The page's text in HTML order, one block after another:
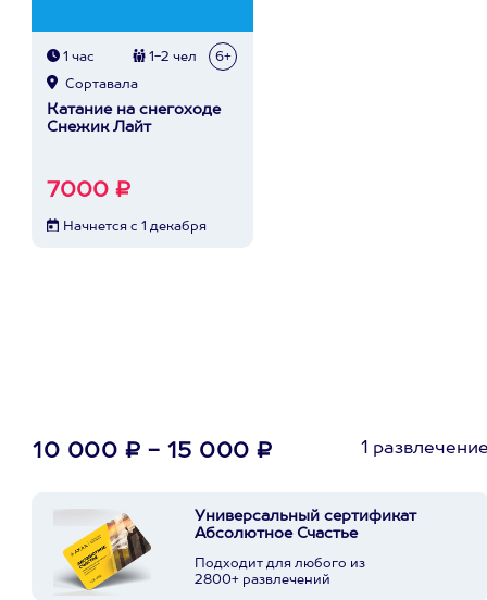
1 час 1-2 чел 6+
Сортавала
Катание на снегоходе
Снежик Лайт
7000 ₽
Начнется с 1 декабря
10 000 ₽ - 15 000 ₽ 1
Универсальный сертификат
Абсолютное Счастье
Подходит для любого из
2800+ развлечений